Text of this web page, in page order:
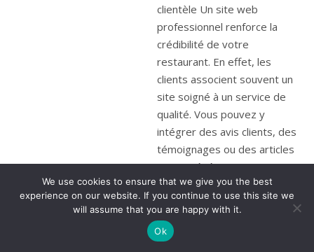
clientèle Un site web
professionnel renforce la
crédibilité de votre
restaurant. En effet, les
clients associent souvent un
site soigné à un service de
qualité. Vous pouvez y
intégrer des avis clients, des
témoignages ou des articles
sur vos événements
culinaires, ce qui inspire
confiance. De plus, en
proposant des newsletters
ou des programmes de
We use cookies to ensure that we give you the best
experience on our website. If you continue to use this site we
will assume that you are happy with it.
Ok